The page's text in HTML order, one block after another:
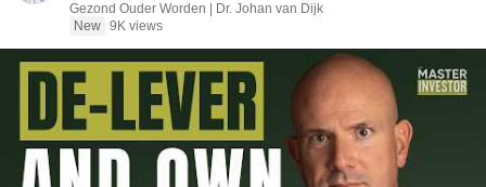
Gezond Ouder Worden | Dr. Johan van Dijk
New 9K views